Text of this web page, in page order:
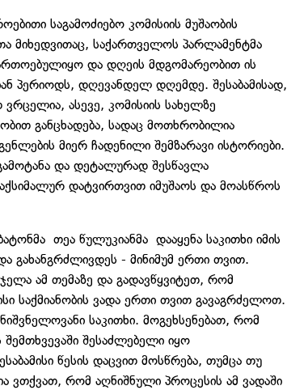
საგამოძიებო კომისიის მუშაობის
მიხედვითაც, საქართველოს პარლამენტმა
და დღეის მდგომარეობით ის
პერიოდს, დღევანდელ დღემდე. შესაბამისად,
ვრცელია, ასევე, კომისიის სახელზე
განცხადება, სადაც მოთხრობილია
მიერ ჩადენილი შემზარავი ისტორიები.
და დეტალურად შესწავლა
დატვირთვით იმუშაოს და მოასწროს
თეა წულუკიანმა დააყენა საკითხი იმის
გახანგრძლივდეს - მინიმუმ ერთი თვით.
ამ თემაზე და გადავწყვიტეთ, რომ
საქმიანობის ვადა ერთი თვით გავაგრძელოთ.
საკითხი. მოგეხსენებათ, რომ
შემთხვევაში შესაძლებელი იყო
წესის დაცვით მოსწრება, თუმცა თუ
ვთქვათ, რომ აღნიშნული პროცესის ამ ვადაში